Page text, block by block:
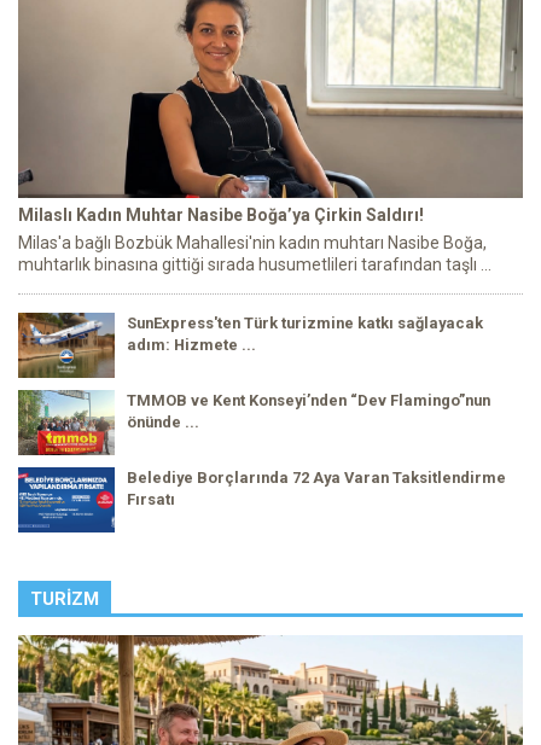
Milaslı Kadın Muhtar Nasibe Boğa’ya Çirkin Saldırı!
Milas'a bağlı Bozbük Mahallesi'nin kadın muhtarı Nasibe Boğa,
muhtarlık binasına gittiği sırada husumetlileri tarafından taşlı ...
SunExpress'ten Türk turizmine katkı sağlayacak
adım: Hizmete ...
TMMOB ve Kent Konseyi’nden “Dev Flamingo”nun
önünde ...
Belediye Borçlarında 72 Aya Varan Taksitlendirme
Fırsatı
TURIZM